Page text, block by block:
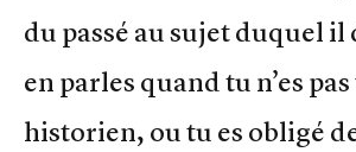
du passé au sujet duquel il
en parles quand tu n’es
historien, ou tu es obligé